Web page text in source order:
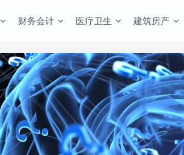
财务会计 医疗卫生 建筑房产